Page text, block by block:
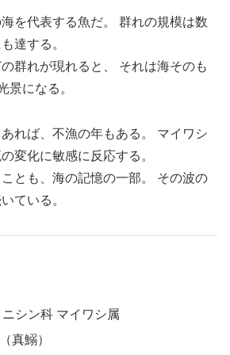
を代表する魚だ。 群れの規模は数
達する。
群れが現れると、 それは海そのも
景になる。
れば、不漁の年もある。 マイワシ
変化に敏感に反応する。
とも、海の記憶の一部。 その波の
ている。
シン科 マイワシ属
真鰯）